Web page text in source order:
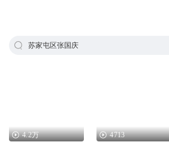
苏家屯区张国庆
4.2万 4713